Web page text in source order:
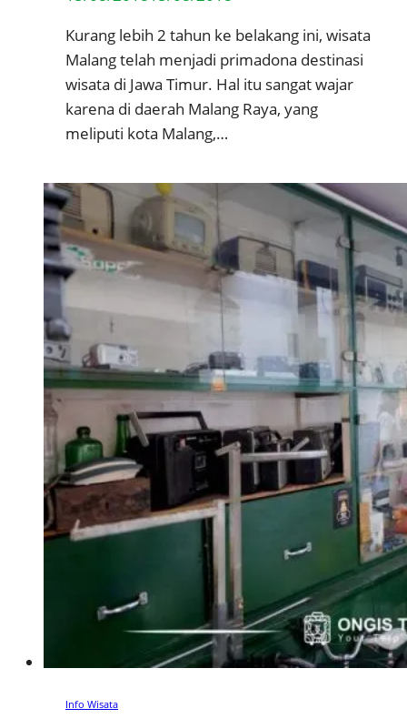
Kurang lebih 2 tahun ke belakang ini, wisata
Malang telah menjadi primadona destinasi
wisata di Jawa Timur. Hal itu sangat wajar
karena di daerah Malang Raya, yang
meliputi kota Malang,…
Info Wisata